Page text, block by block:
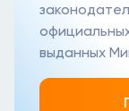
выданных